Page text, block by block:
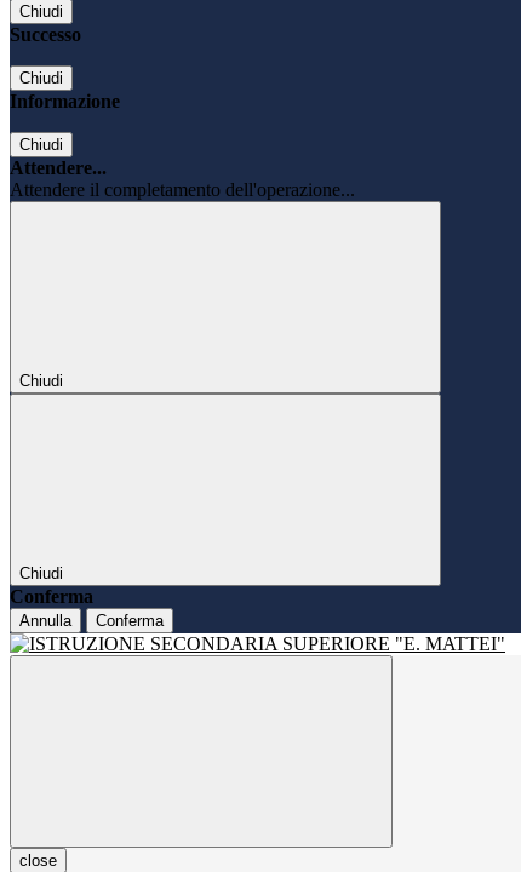
Chiudi
Successo
Chiudi
Informazione
Chiudi
Attendere...
Attendere il completamento dell'operazione...
Chiudi
Chiudi
Conferma
Annulla Conferma
close